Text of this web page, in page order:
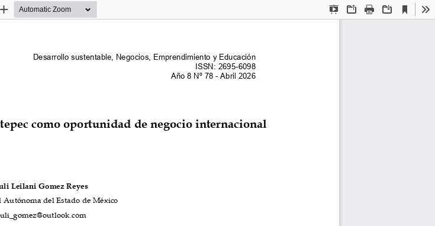
Presentation
OpenPrint Download
Current
View
Zoom
como oportunidad de negocio internacional
Leilani Gomez Reyes
Autónoma del Estado de México
Desarrollo sustentable, Negocios, Emprendimiento y Educación
ISSN: 2695-6098
Año 8 Nº 78 - Abril 2026